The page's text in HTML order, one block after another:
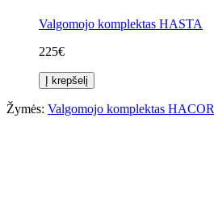
Valgomojo komplektas HASTA
225€
Į krepšelį
Žymės: Valgomojo komplektas HACOR